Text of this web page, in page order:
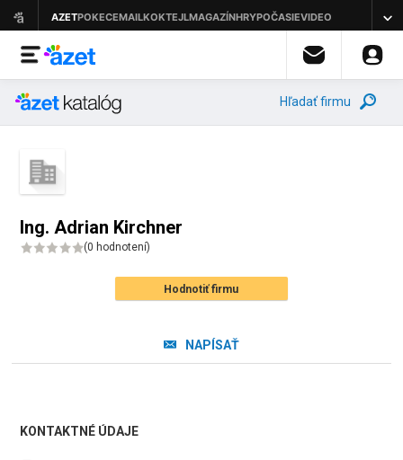
Hľadať firmu
Ing. Adrian Kirchner
(0 hodnotení)
Hodnotiť firmu
NAPÍSAŤ
KONTAKTNÉ ÚDAJE